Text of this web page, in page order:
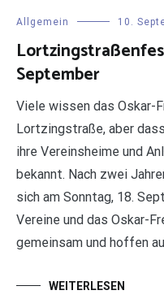
Allgemein 10.
September
Viele wissen das Oskar-
Lortzingstraße, aber
ihre Vereinsheime und
bekannt. Nach zwei
sich am Sonntag, 18.
Vereine und das Oskar-
gemeinsam und hoffen
WEITERLESEN